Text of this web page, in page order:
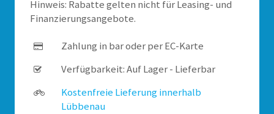
Hinweis: Rabatte gelten nicht für Leasing- und
Finanzierungsangebote.
Zahlung in bar oder per EC-Karte
Verfügbarkeit: Auf Lager - Lieferbar
Kostenfreie Lieferung innerhalb
Lübbenau